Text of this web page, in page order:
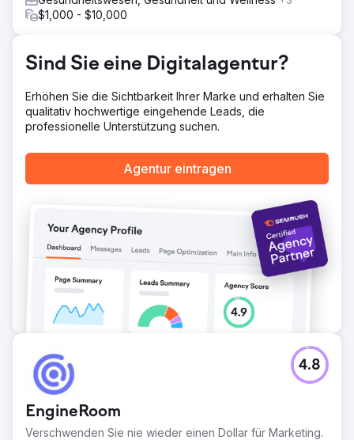
zeigten sich sowohl bei den organischen
Website-Conversion-Raten signifikante Verbesserungen.
Zur Agenturseite
$1,000 - $10,000
Sind Sie eine Digitalagentur?
Erhöhen Sie die Sichtbarkeit Ihrer Marke und erhalten Sie
qualitativ hochwertige eingehende Leads, die
professionelle Unterstützung suchen.
Agentur eintragen
EngineRoom
Verschwenden Sie nie wieder einen Dollar für Marketing.
4.8